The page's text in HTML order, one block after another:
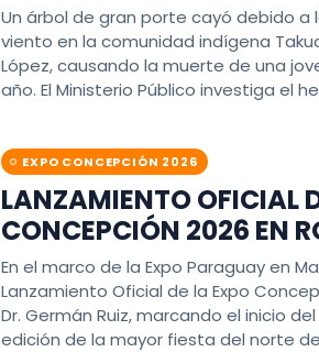
Un árbol de gran porte cayó debido
viento en la comunidad indígena
López, causando la muerte de una
año. El Ministerio Público investiga el
EXPO CONCEPCIÓN 2026
LANZAMIENTO OFICIAL
CONCEPCIÓN 2026 EN
En el marco de la Expo Paraguay en
Lanzamiento Oficial de la Expo
Dr. Germán Ruiz, marcando el inicio
edición de la mayor fiesta del norte